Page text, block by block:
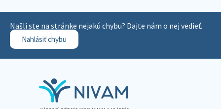
Našli ste na stránke nejakú chybu? Dajte nám o nej vedieť.
Nahlásiť chybu